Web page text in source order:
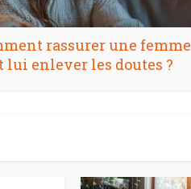
rassurer une femme
lui enlever les doutes ?